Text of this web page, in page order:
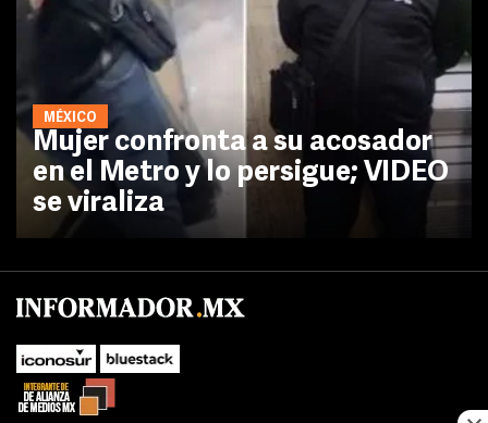
MÉXICO
Mujer confronta a su acosador
en el Metro y lo persigue; VIDEO
se viraliza